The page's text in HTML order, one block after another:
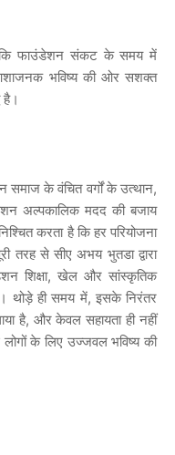
फाउंडेशन संकट के समय में
भविष्य की ओर सशक्त
है।
समाज के वंचित वर्गों के उत्थान,
अल्पकालिक मदद की बजाय
करता है कि हर परियोजना
तरह से सीए अभय भुतडा द्वारा
शिक्षा, खेल और सांस्कृतिक
थोड़े ही समय में, इसके निरंतर
है, और केवल सहायता ही नहीं
लोगों के लिए उज्जवल भविष्य की